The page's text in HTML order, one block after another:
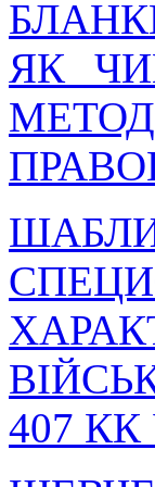
ЯК
407